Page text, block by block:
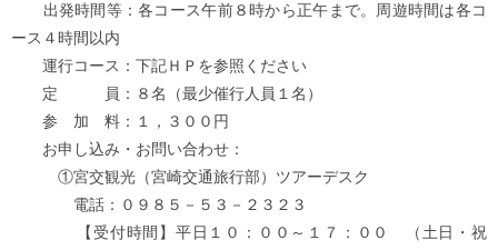
出発時間等：各コース午前８時から正午まで。周遊時間は各コ
ース４時間以内
運行コース：下記ＨＰを参照ください
定 員：８名（最少催行人員１名）
参 加 料：１，３００円
お申し込み・お問い合わせ：
①宮交観光（宮崎交通旅行部）ツアーデスク
電話：０９８５－５３－２３２３
【受付時間】平日１０：００～１７：００ （土日・祝